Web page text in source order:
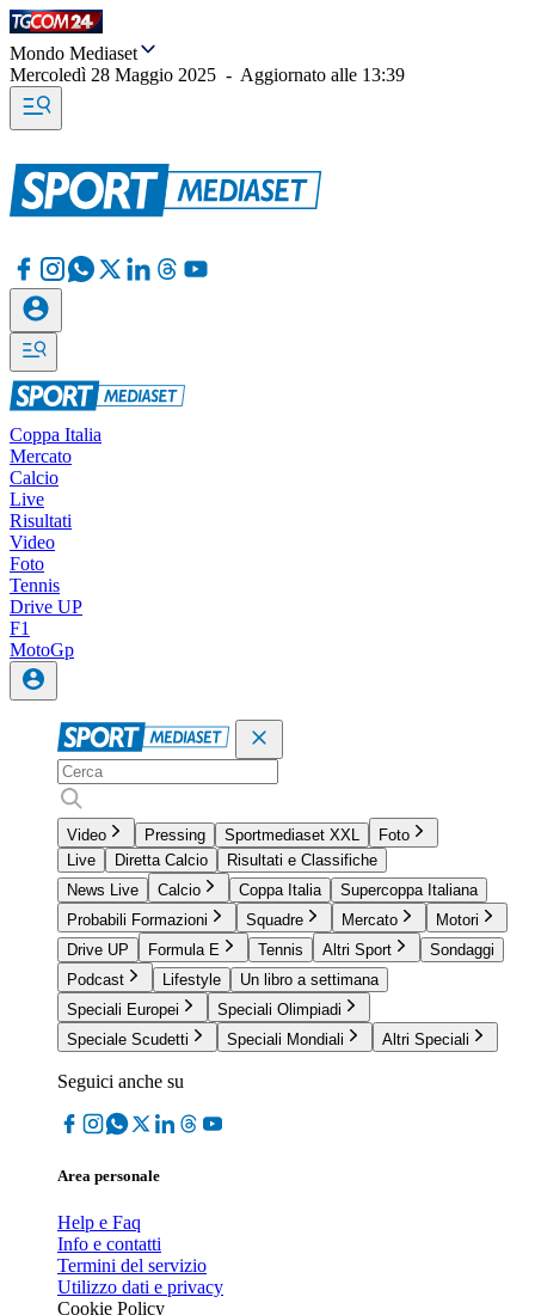
Mondo Mediaset
Mercoledì 28 Maggio 2025 - Aggiornato alle 13:39
Coppa Italia
Mercato
Calcio
Live
Risultati
Video
Foto
Tennis
Drive UP
F1
MotoGp
Video Pressing Sportmediaset XXL
Foto
Live
Diretta Calcio
Risultati e Classifiche
News Live
Calcio Coppa Italia
Supercoppa Italiana
Probabili Formazioni
Squadre Mercato
Motori
Drive UP
Formula E Tennis Altri Sport
Sondaggi
Podcast
Lifestyle
Un libro a settimana
Speciali Europei
Speciali Olimpiadi
Speciale Scudetti
Speciali Mondiali Altri Speciali
Seguici anche su
Area personale
Help e Faq
Info e contatti
Termini del servizio
Utilizzo dati e privacy
Cookie Policy